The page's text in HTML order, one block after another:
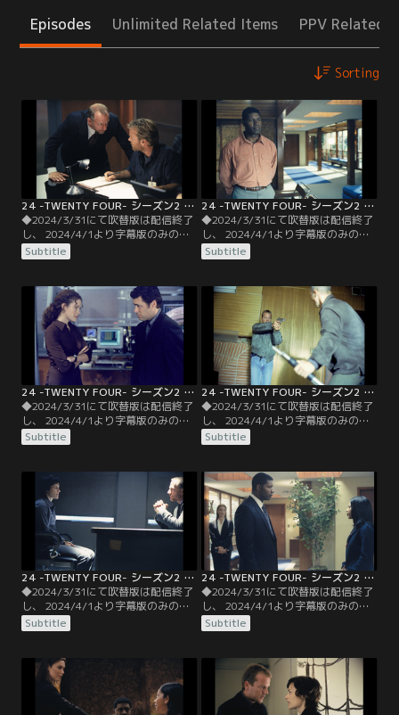
Episodes Unlimited Related Items PPV Related
Sorting
24 -TWENTY FOUR- シーズン2 第01話／字幕
◆2024/3/31にて吹替版は配信終了
し、 2024/4/1より字幕版のみの配
信となります。予めご了承くださ
い。◆字幕／第01話 Day2 8：00
の休暇を息子と楽しんでいたパーマ
ー大統領は1本の電話によって司令
部へと急行する。
Subtitle
24 -TWENTY FOUR- シーズン2 第02話／字幕
◆2024/3/31にて吹替版は配信終了
し、 2024/4/1より字幕版のみの配
信となります。予めご了承くださ
い。◆字幕／第02話 Day2 9：00
は急ピッチでテログループのメンバ
ーの特定が進められていた。すると
ジャックが以前潜入捜査した連中が
浮かび上がる。
Subtitle
24 -TWENTY FOUR- シーズン2 第03話／字幕
◆2024/3/31にて吹替版は配信終了
し、 2024/4/1より字幕版のみの配
信となります。予めご了承くださ
い。◆字幕／第03話 Day2 10：00
はない大量の爆弾をバンに積みエデ
ィ達が向かった先はなんとCTU！厳
しいセキュリティーを巧妙に潜り抜
けて連中は建物への侵入を果たす。
Subtitle
24 -TWENTY FOUR- シーズン2 第04話／字幕
◆2024/3/31にて吹替版は配信終了
し、 2024/4/1より字幕版のみの配
信となります。予めご了承くださ
い。◆字幕／第04話 Day2 11：00
ではトニーの機転で、爆発寸前に避
難をするが間に合わず、死者まで出
す大惨事となった。CTUが爆破の標
的になっていることを知りなが
ら…。
Subtitle
24 -TWENTY FOUR- シーズン2 第05話／字幕
◆2024/3/31にて吹替版は配信終了
し、 2024/4/1より字幕版のみの配
信となります。予めご了承くださ
い。◆字幕／第05話 Day2 12：00
中で復旧作業が始まったCTUに、ニ
ーナが移送されてくる。復讐に燃え
るジャックが危険だと判断したメイ
ソンは、なんとか遠ざけようとする
Subtitle
24 -TWENTY FOUR- シーズン2 第06話／字幕
◆2024/3/31にて吹替版は配信終了
し、 2024/4/1より字幕版のみの配
信となります。予めご了承くださ
い。◆字幕／第06話 Day2 1：00
に恩赦が認められたニーナはふてぶ
てしく開き直るが、ジャックの巧み
な尋問で主犯格ファヒーンの居所を
吐く。
Subtitle